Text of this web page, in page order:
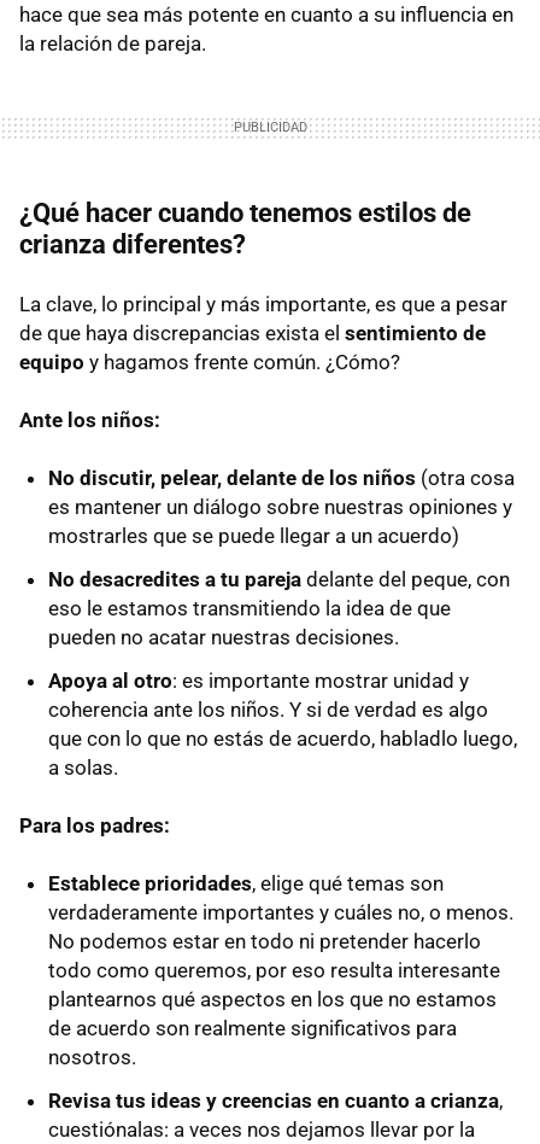
hace que sea más potente en cuanto a su influencia en
la relación de pareja.
¿Qué hacer cuando tenemos estilos de
crianza diferentes?
La clave, lo principal y más importante, es que a pesar
de que haya discrepancias exista el sentimiento de
equipo y hagamos frente común. ¿Cómo?
Ante los niños:
No discutir, pelear, delante de los niños (otra cosa
es mantener un diálogo sobre nuestras opiniones y
mostrarles que se puede llegar a un acuerdo)
No desacredites a tu pareja delante del peque, con
eso le estamos transmitiendo la idea de que
pueden no acatar nuestras decisiones.
Apoya al otro: es importante mostrar unidad y
coherencia ante los niños. Y si de verdad es algo
que con lo que no estás de acuerdo, habladlo luego,
a solas.
Para los padres:
Establece prioridades, elige qué temas son
verdaderamente importantes y cuáles no, o menos.
No podemos estar en todo ni pretender hacerlo
todo como queremos, por eso resulta interesante
plantearnos qué aspectos en los que no estamos
de acuerdo son realmente significativos para
nosotros.
Revisa tus ideas y creencias en cuanto a crianza,
cuestiónalas: a veces nos dejamos llevar por la